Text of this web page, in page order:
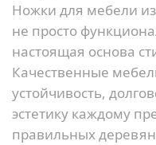
Ножки для мебели
не просто
настоящая основа
Качественные
устойчивость,
эстетику каждому
правильных